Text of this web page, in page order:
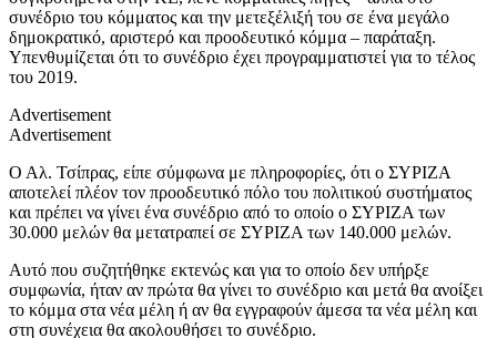
συνέδριο του κόμματος και την μετεξέλιξή του σε ένα μεγάλο
δημοκρατικό, αριστερό και προοδευτικό κόμμα – παράταξη.
Υπενθυμίζεται ότι το συνέδριο έχει προγραμματιστεί για το τέλος
του 2019.
Advertisement
Advertisement
Ο Αλ. Τσίπρας, είπε σύμφωνα με πληροφορίες, ότι ο ΣΥΡΙΖΑ
αποτελεί πλέον τον προοδευτικό πόλο του πολιτικού συστήματος
και πρέπει να γίνει ένα συνέδριο από το οποίο ο ΣΥΡΙΖΑ των
30.000 μελών θα μετατραπεί σε ΣΥΡΙΖΑ των 140.000 μελών.
Αυτό που συζητήθηκε εκτενώς και για το οποίο δεν υπήρξε
συμφωνία, ήταν αν πρώτα θα γίνει το συνέδριο και μετά θα ανοίξει
το κόμμα στα νέα μέλη ή αν θα εγγραφούν άμεσα τα νέα μέλη και
στη συνέχεια θα ακολουθήσει το συνέδριο.